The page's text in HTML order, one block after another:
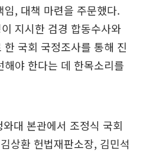
, 대책 마련을 주문했다.
지시한 검경 합동수사와
국회 국정조사를 통해 진
야 한다는 데 한목소리를
대 본관에서 조정식 국회
상환 헌법재판소장, 김민석